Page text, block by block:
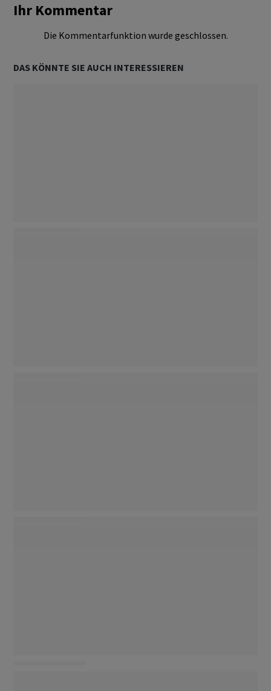
Ihr Kommentar
Die Kommentarfunktion wurde geschlossen.
DAS KÖNNTE SIE AUCH INTERESSIEREN